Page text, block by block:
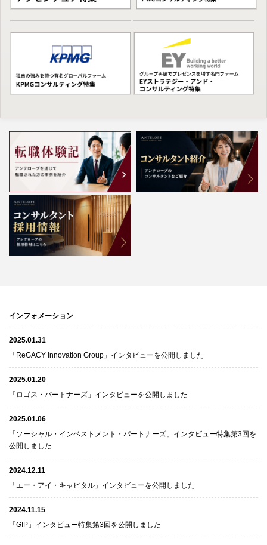
インフォメーション
2025.01.31
「ReGACY Innovation Group」インタビューを公開しました
2025.01.20
「ロゴス・パートナーズ」インタビューを公開しました
2025.01.06
「ソーシャル・インベストメント・パートナーズ」インタビュー特集第3回を
公開しました
2024.12.11
「エー・アイ・キャピタル」インタビューを公開しました
2024.11.15
「GIP」インタビュー特集第3回を公開しました